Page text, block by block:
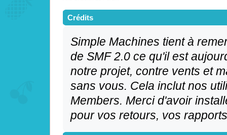
Crédits
Simple Machines tient à
de SMF 2.0 ce qu'il est
notre projet, contre vents et
sans vous. Cela inclut nos
Members. Merci d'avoir
pour vos retours, vos